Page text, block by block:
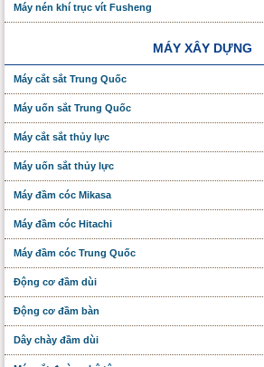
Máy nén khí trục vít Fusheng
MÁY XÂY DỰNG
Máy cắt sắt Trung Quốc
Máy uốn sắt Trung Quốc
Máy cắt sắt thủy lực
Máy uốn sắt thủy lực
Máy đầm cóc Mikasa
Máy đầm cóc Hitachi
Máy đầm cóc Trung Quốc
Động cơ đầm dùi
Động cơ đầm bàn
Dây chày đầm dùi